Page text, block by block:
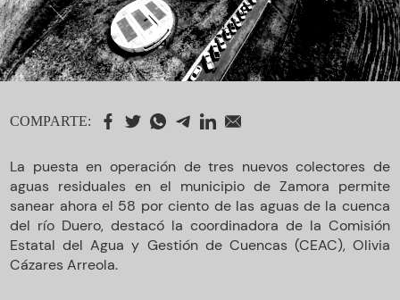
COMPARTE:
La puesta en operación de tres nuevos colectores de
aguas residuales en el municipio de Zamora permite
sanear ahora el 58 por ciento de las aguas de la cuenca
del río Duero, destacó la coordinadora de la Comisión
Estatal del Agua y Gestión de Cuencas (CEAC), Olivia
Cázares Arreola.